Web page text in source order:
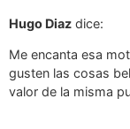
Hugo Diaz dice:
Me encanta esa
gusten las cosas
valor de la misma